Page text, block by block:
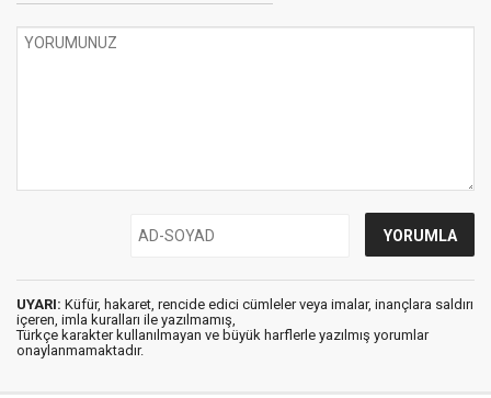
UYARI: Küfür, hakaret, rencide edici cümleler veya imalar, inançlara saldırı
içeren, imla kuralları ile yazılmamış,
Türkçe karakter kullanılmayan ve büyük harflerle yazılmış yorumlar
onaylanmamaktadır.